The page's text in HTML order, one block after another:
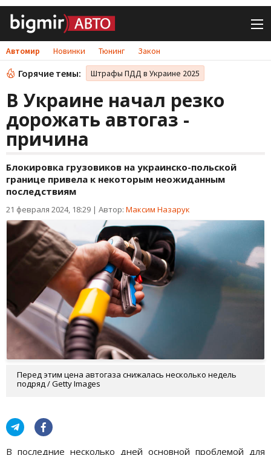
Автомир Новинки Тюнинг Закон
Горячие темы: Штрафы ПДД в Украине 2025
В Украине начал резко
дорожать автогаз -
причина
Блокировка грузовиков на украинско-польской
границе привела к некоторым неожиданным
последствиям
21 февраля 2024, 18:29 | Автор: Максим Назарук
Перед этим цена автогаза снижалась несколько недель
подряд / Getty Images
В последние несколько дней основной проблемой для